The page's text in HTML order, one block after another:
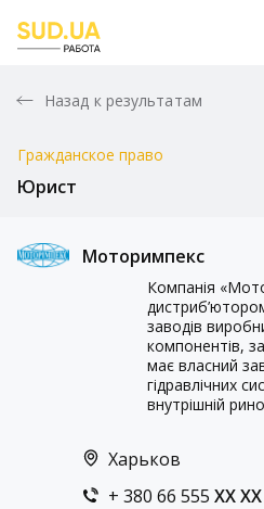
Назад к результатам
Гражданское право
Юрист
Моторимпекс
Компанія
заводів
компонентів,
має власний
гідравлічних
внутрішній
Харьков
+ 380 66 555 XX XX